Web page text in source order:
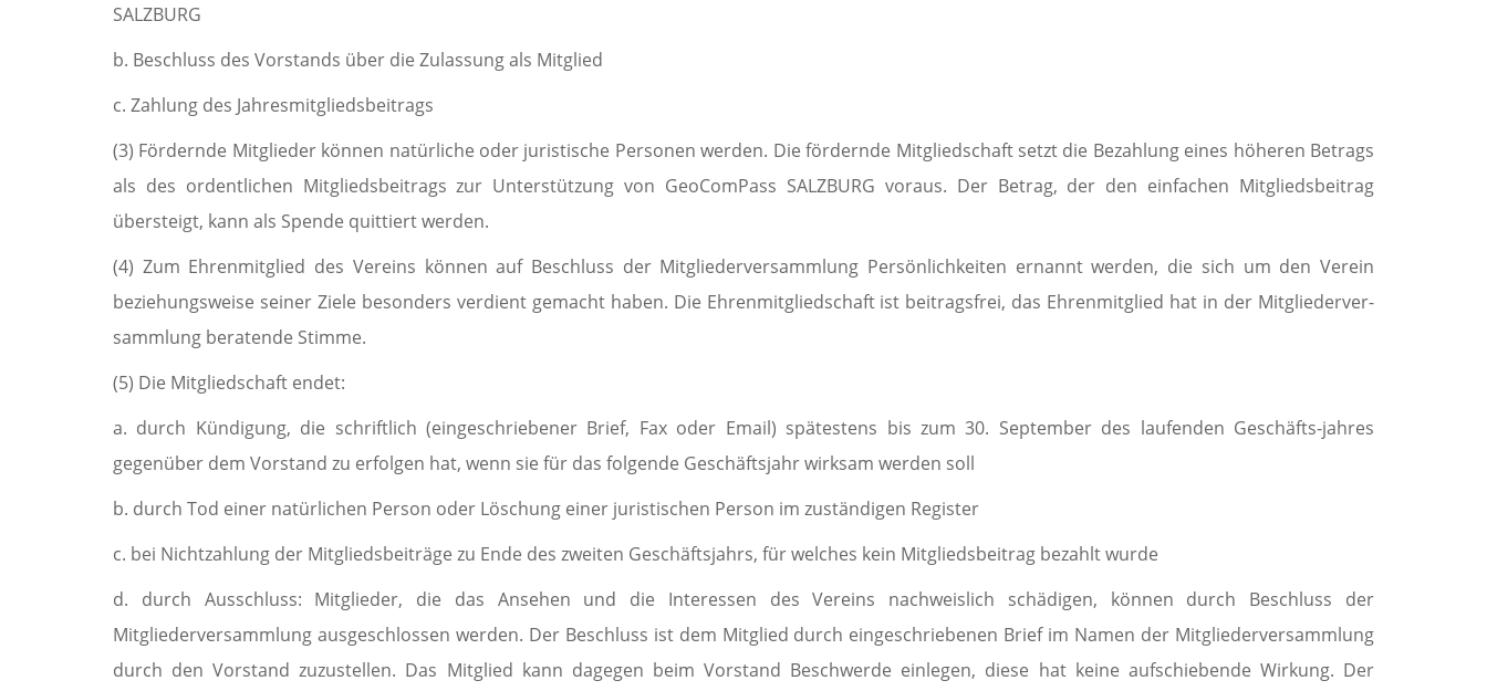
SALZBURG
b. Beschluss des Vorstands über die Zulassung als Mitglied
c. Zahlung des Jahresmitgliedsbeitrags
(3) Fördernde Mitglieder können natürliche oder juristische Personen wer­den. Die fördernde Mitgliedschaft setzt die Bezahlung eines höheren Betrags
als des ordentlichen Mitgliedsbeitrags zur Unterstützung von GeoComPass SALZBURG voraus. Der Betrag, der den einfachen Mitgliedsbeitrag
übersteigt, kann als Spende quittiert werden.
(4) Zum Ehrenmitglied des Vereins können auf Beschluss der Mit­glie­der­ver­sammlung Persönlichkeiten ernannt werden, die sich um den Verein
beziehungsweise seiner Ziele besonders verdient gemacht haben. Die Ehrenmit­gliedschaft ist beitragsfrei, das Ehrenmitglied hat in der Mitglieder­ver­
sammlung bera­tende Stimme.
(5) Die Mitgliedschaft endet:
a. durch Kündigung, die schriftlich (eingeschriebener Brief, Fax oder Email) spätestens bis zum 30. September des laufenden Geschäfts-jahres
gegenüber dem Vorstand zu erfolgen hat, wenn sie für das folgende Geschäftsjahr wirksam werden soll
b. durch Tod einer natürlichen Person oder Löschung einer juristi­schen Person im zuständigen Register
c. bei Nichtzahlung der Mitgliedsbeiträge zu Ende des zweiten Ge­schäfts­jahrs, für welches kein Mitgliedsbeitrag bezahlt wurde
d. durch Ausschluss: Mitglieder, die das Ansehen und die Interessen des Vereins nachweislich schädigen, können durch Beschluss der
Mitgliederversammlung aus­ge­schlos­sen werden. Der Beschluss ist dem Mitglied durch einge­schrie­benen Brief im Namen der Mitgliederversammlung
durch den Vorstand zuzustellen. Das Mitglied kann dagegen beim Vorstand Beschwerde einlegen, diese hat keine aufschiebende Wir­kung. Der